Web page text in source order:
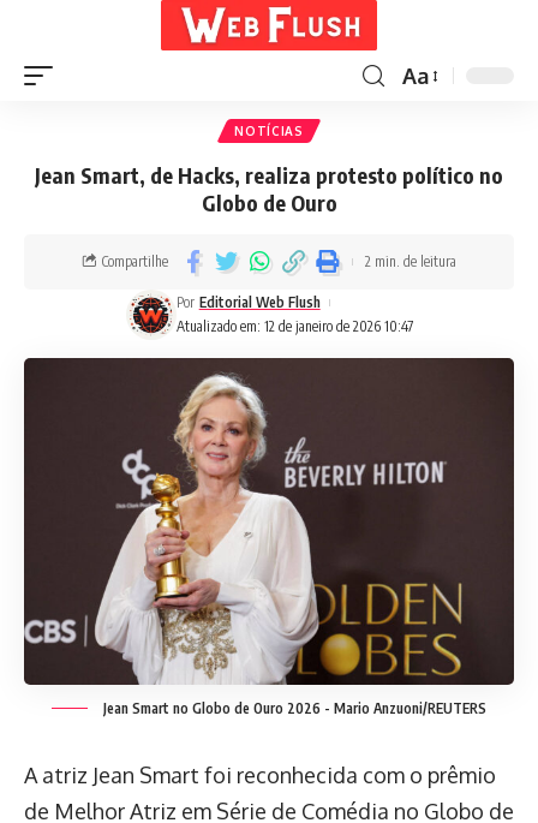
Aa
NOTÍCIAS
Jean Smart, de Hacks, realiza protesto político no
Globo de Ouro
Atualizado em: 12 de janeiro de 2026 10:47
Por Editorial Web Flush
Compartilhe 2 min. de leitura
Jean Smart no Globo de Ouro 2026 - Mario Anzuoni/REUTERS
A atriz Jean Smart foi reconhecida com o prêmio
de Melhor Atriz em Série de Comédia no Globo de